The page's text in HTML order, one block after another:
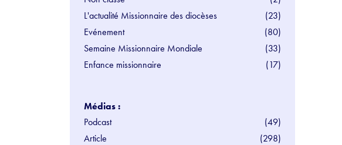
L'actualité Missionnaire des diocèses
(23)
Evénement
(80)
Semaine Missionnaire Mondiale
(33)
Enfance missionnaire
(17)
Médias :
Podcast
(49)
Article
(298)